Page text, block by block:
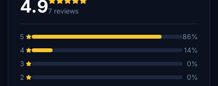
4.97 reviews
5
86%
4
14%
3
0%
2
0%